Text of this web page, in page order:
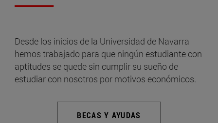
Desde los inicios de la Universidad de Navarra
hemos trabajado para que ningún estudiante con
aptitudes se quede sin cumplir su sueño de
estudiar con nosotros por motivos económicos.
BECAS Y AYUDAS